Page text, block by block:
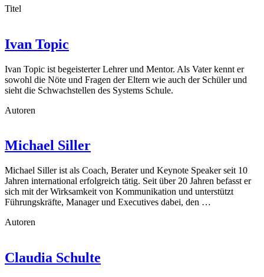
Titel
Ivan Topic
Ivan Topic ist begeisterter Lehrer und Mentor. Als Vater kennt er
sowohl die Nöte und Fragen der Eltern wie auch der Schüler und
sieht die Schwachstellen des Systems Schule.
Autoren
Michael Siller
Michael Siller ist als Coach, Berater und Keynote Speaker seit 10
Jahren international erfolgreich tätig. Seit über 20 Jahren befasst er
sich mit der Wirksamkeit von Kommunikation und unterstützt
Führungskräfte, Manager und Executives dabei, den …
Autoren
Claudia Schulte